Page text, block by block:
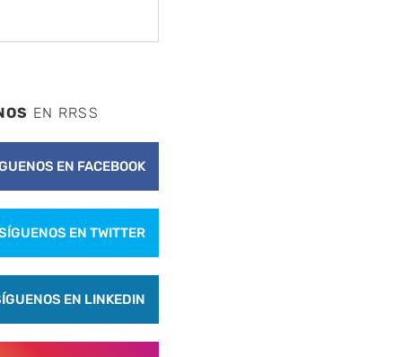
EN RRSS
EN FACEBOOK
EN TWITTER
EN LINKEDIN